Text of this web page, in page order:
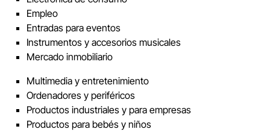
Empleo
Entradas para eventos
Instrumentos y accesorios musicales
Mercado inmobiliario
Multimedia y entretenimiento
Ordenadores y periféricos
Productos industriales y para empresas
Productos para bebés y niños